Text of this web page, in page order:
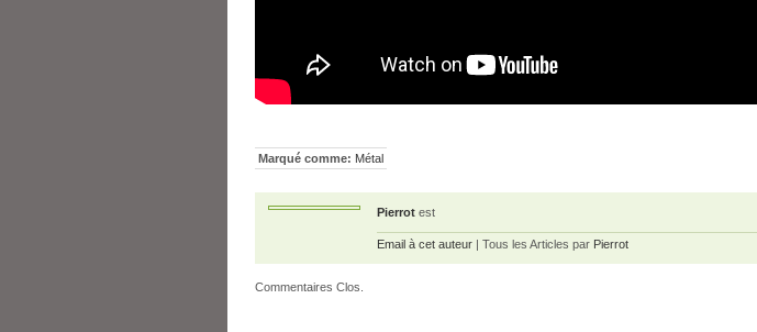
Marqué comme: Métal
Pierrot est
Email à cet auteur | Tous les Articles par Pierrot
Commentaires Clos.